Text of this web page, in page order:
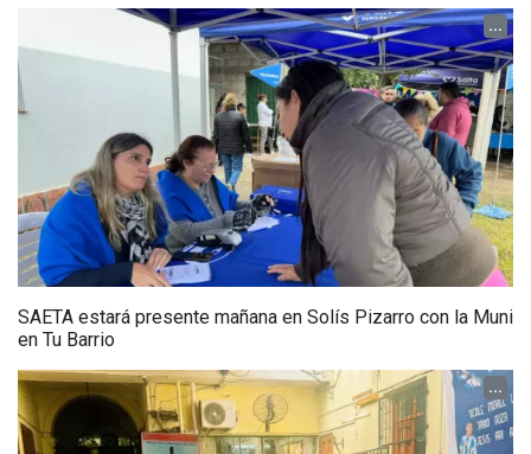
...
SAETA estará presente mañana en Solís Pizarro con la Muni
en Tu Barrio
...